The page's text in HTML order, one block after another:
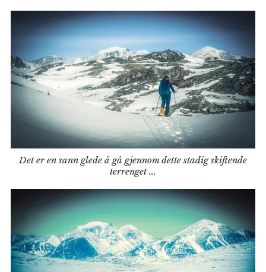
Det er en sann glede å gå gjennom dette stadig skiftende
terrenget ...